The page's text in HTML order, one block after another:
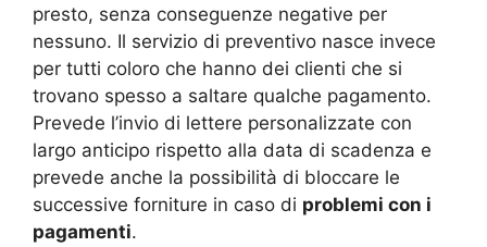
presto, senza conseguenze negative per
nessuno. Il servizio di preventivo nasce invece
per tutti coloro che hanno dei clienti che si
trovano spesso a saltare qualche pagamento.
Prevede l’invio di lettere personalizzate con
largo anticipo rispetto alla data di scadenza e
prevede anche la possibilità di bloccare le
successive forniture in caso di problemi con i
pagamenti.